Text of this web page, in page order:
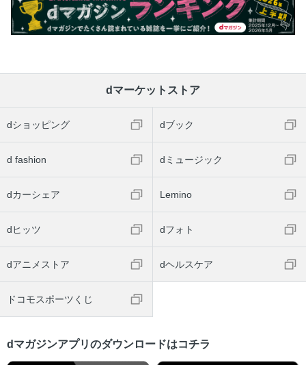
dマーケットストア
dショッピング dブック
d fashion dミュージック
dカーシェア Lemino
dヒッツ dフォト
dアニメストア dヘルスケア
ドコモスポーツくじ
dマガジンアプリのダウンロードはコチラ